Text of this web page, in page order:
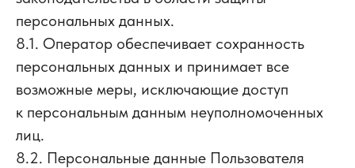
персональных данных.
8.1. Оператор обеспечивает сохранность
персональных данных и принимает все
возможные меры, исключающие доступ
к персональным данным неуполномоченных
лиц.
8.2. Персональные данные Пользователя